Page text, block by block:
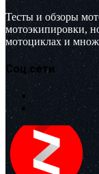
Тесты и обзоры
мотоэкипировки,
мотоциклах и
Соц.сети